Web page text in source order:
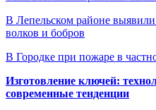
В Лепельском районе
волков и бобров
В Городке при пожаре в
Изготовление ключей:
современные тенденции